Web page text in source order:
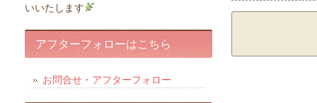
いいたします
アフターフォローはこちら
お問合せ・アフターフォロー